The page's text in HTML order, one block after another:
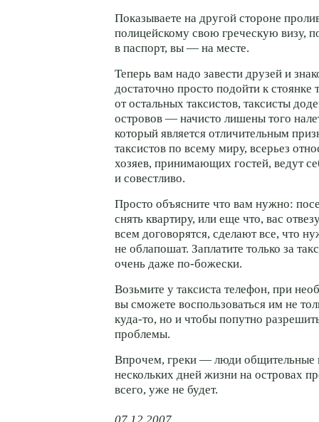
Показываете на другой стороне
полицейскому свою греческую визу,
в паспорт, вы — на месте.
Теперь вам надо завести друзей и
достаточно просто подойти к стоянке
от остальных таксистов, таксисты
островов — начисто лишены того
который является отличительным
таксистов по всему миру, всерьез
хозяев, принимающих гостей, ведут
и совестливо.
Просто объясните что вам нужно:
снять квартиру, или еще что, вас
всем договорятся, сделают все, что
не облапошат. Заплатите только за
очень даже по-божески.
Возьмите у таксиста телефон, при
вы сможете воспользоваться им не
куда-то, но и чтобы попутно
проблемы.
Впрочем, греки — люди общительные
нескольких дней жизни на островах
всего, уже не будет.